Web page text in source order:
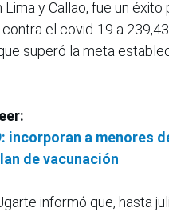
Lima y Callao, fue un éxito
contra el covid-19 a
superó la meta
incorporan a menores
de vacunación
informó que, hasta